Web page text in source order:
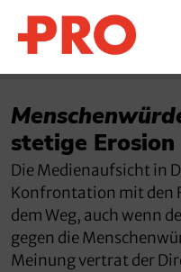
stetige Erosion
Die Medienaufsicht in
Konfrontation mit den
dem Weg, auch wenn
gegen die
Meinung vertrat der